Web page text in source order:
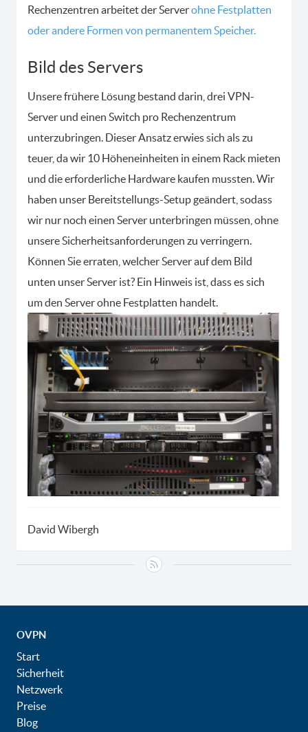
Rechenzentren arbeitet der Serverohne Festplatten
oder andere Formen von permanentem Speicher.
Bild des Servers
Unsere frühere Lösung bestand darin, drei VPN-
Server und einen Switch pro Rechenzentrum
unterzubringen. Dieser Ansatz erwies sich als zu
teuer, da wir 10 Höheneinheiten in einem Rack mieten
und die erforderliche Hardware kaufen mussten. Wir
haben unser Bereitstellungs-Setup geändert, sodass
wir nur noch einen Server unterbringen müssen, ohne
unsere Sicherheitsanforderungen zu verringern.
Können Sie erraten, welcher Server auf dem Bild
unten unser Server ist? Ein Hinweis ist, dass es sich
um den Server ohne Festplatten handelt.
David Wibergh
OVPN
Start
Sicherheit
Netzwerk
Preise
Blog